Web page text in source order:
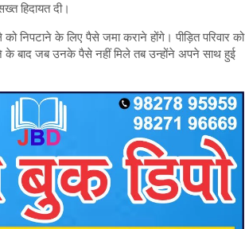
हिदायत दी।
निपटाने के लिए पैसे जमा कराने होंगे। पीड़ित परिवार को
के बाद जब उनके पैसे नहीं मिले तब उन्होंने अपने साथ हुई